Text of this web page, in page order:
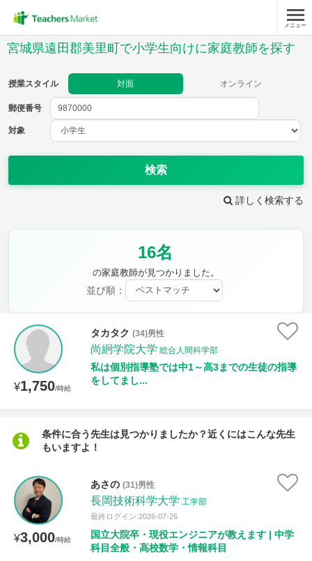
メニュー
宮城県遠田郡美里町で小学生向けに家庭教師を探す
授業スタイル 対面 オンライン
郵便番号
対象
検索
詳しく検索する
16名
の家庭教師が見つかりました。
並び順：
¥1,750/時給
タカタク (34)男性
尚絅学院大学 総合人間科学部
私は個別指導塾では中1～高3までの生徒の指導
をしてまし...
条件に合う先生は見つかりましたか？近くにはこんな先生
もいますよ！
¥3,000/時給
あさの (31)男性
長岡技術科学大学 工学部
最終ログイン:2026-07-26
国立大院卒・現役エンジニアが教えます | 中学
科目全般・高校数学・情報科目
郵便番号
教科
理科
保健・体育 図画工作 書写
時給：¥1,000 ～ ¥10,000
授業可能日
土曜日 日曜日
所属大学
距離：15km以内